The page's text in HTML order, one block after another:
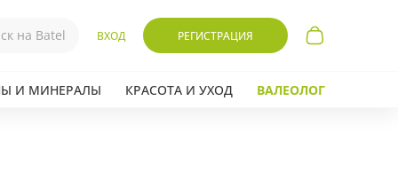
ВХОД РЕГИСТРАЦИЯ
И МИНЕРАЛЫ КРАСОТА И УХОД ВАЛЕОЛОГ